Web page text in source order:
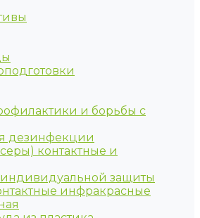
и борьбы с
дезинфекции
контактные и
защиты
инфракрасные